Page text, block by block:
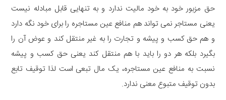
حق مزبور خود به خود مالیت ندارد و به تنهایی قابل مبادله نیست
یعنی مستاجر نمی تواند هم منافع عین مستاجره را برای خود نگه دارد
و هم حق کسب و پیشه و تجارت را به غیر منتقل کند و عوض آن را
بگیرد بلکه هر دو را باید با هم منتقل کند یعنی حق کسب و پیشه
نسبت به منافع عین مستاجره، یک مال تبعی است لذا توقیف تابع
بدون توقیف متبوع معنی ندارد.